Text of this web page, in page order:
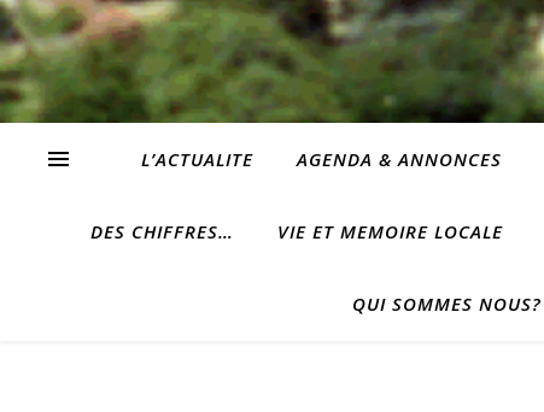
L’ACTUALITE AGENDA & ANNONCES
DES CHIFFRES… VIE ET MEMOIRE LOCALE
QUI SOMMES NOUS?